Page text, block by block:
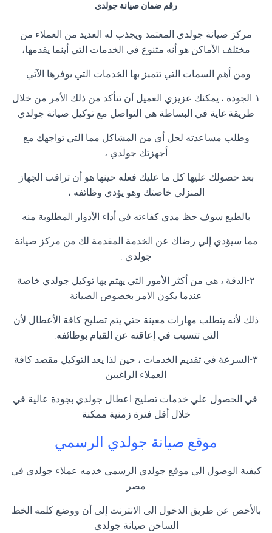
رقم ضمان صيانة جولدي
مركز صيانة جولدي المعتمد ويجذب له العديد من العملاء من
مختلف الأماكن هو أنه متنوع في الخدمات التي أينما يقدمها،
ومن أهم السمات التي تتميز بها الخدمات التي يوفرها الآتي:-
١-الجودة ، يمكنك عزيزي العميل أن تتأكد من ذلك الأمر من خلال
طريقة غاية في البساطة هي التواصل مع توكيل صيانة جولدي
وطلب مساعدته لحل أي من المشاكل مما التي تواجهك مع
أجهزتك جولدي ،
بعد حصولك عليها كل ما عليك فعله حينها هو أن تراقب الجهاز
المنزلي خاصتك وهو يؤدي وظائفه ،
بالطبع سوف حظ مدي كفاءته في أداء الأدوار المطلوبة منه
مما سيؤدي إلي رضاك عن الخدمة المقدمة لك من مركز صيانة
جولدي .
٢-الدقة ، هي من أكثر الأمور التي يهتم بها توكيل جولدي خاصة
عندما يكون الامر بخصوص الصيانة
ذلك لأنه يتطلب مهارات معينة حتي يتم تصليح كافة الأعطال لأن
التي تتسبب في إعاقته عن القيام بوظائفه.
٣-السرعة في تقديم الخدمات ، حين لذا يعد التوكيل مقصد كافة
العملاء الراغبين
.في الحصول علي خدمات تصليح اعطال جولدي بجودة عالية في
خلال أقل فترة زمنية ممكنة
موقع صيانة جولدي الرسمي
كيفية الوصول الى موقع جولدي الرسمى خدمه عملاء جولدي فى
مصر
بالأخص عن طريق الدخول الى الانترنت إلى أن ووضع كلمه الخط
الساخن صيانة جولدي